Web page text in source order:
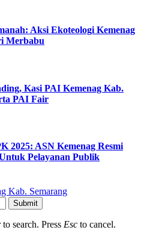
Aksi Ekoteologi Kemenag
Merbabu
Kasi PAI Kemenag Kab.
PAI Fair
2025: ASN Kemenag Resmi
Pelayanan Publik
Kab. Semarang
Submit
to search. Press Esc to cancel.